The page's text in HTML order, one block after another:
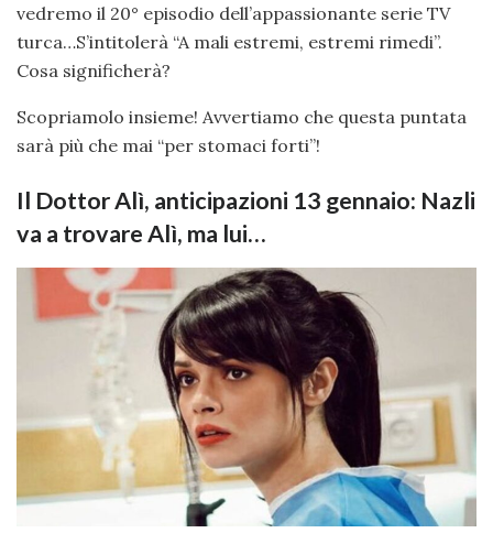
vedremo il 20° episodio dell’appassionante serie TV
turca…S’intitolerà “A mali estremi, estremi rimedi”.
Cosa significherà?
Scopriamolo insieme! Avvertiamo che questa puntata
sarà più che mai “per stomaci forti”!
Il Dottor Alì, anticipazioni 13 gennaio: Nazli
va a trovare Alì, ma lui…